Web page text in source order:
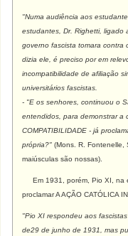
"Numa audiência aos
estudantes, Dr. Righetti, ligado
governo fascista tomara contra
dizia ele, é preciso por em
incompatibilidade de afiliação
universitários fascistas.
- "E os senhores, continuou o
entendidos, para demonstrar a
COMPATIBILIDADE - já
própria?" (Mons. R.
maiúsculas são nossas).
Em 1931, porém, Pio XI, na
proclamar A AÇÃO CATÓLICA
"Pio XI respondeu aos
de29 de junho de 1931, mas